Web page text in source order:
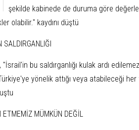
şekilde kabinede de duruma göre
olabilir." kaydını düştü
SALDIRGANLIĞI
"İsrail'in bu saldırganlığı kulak ardı
yönelik attığı veya atabileceği
ETMEMİZ MÜMKÜN DEĞİL